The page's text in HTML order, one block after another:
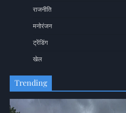
राजनीति
मनोरंजन
ट्रेंडिंग
खेल
Trending